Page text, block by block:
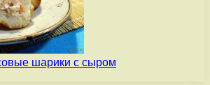
шарики с сыром